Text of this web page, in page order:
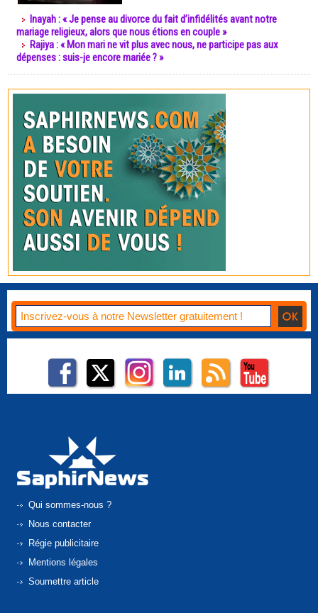
Inayah : « Je pense au divorce du fait d’infidélités avant notre
mariage religieux, alors que nous étions en couple »
Rajiya : « Mon mari ne vit plus avec nous, ne participe pas aux
dépenses : suis-je encore mariée ? »
Qui sommes-nous ?
Nous contacter
Régie publicitaire
Mentions légales
Soumettre article